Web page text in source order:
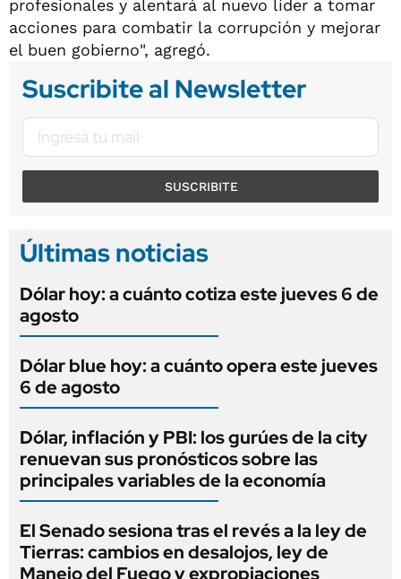
profesionales y alentará al nuevo líder a tomar
acciones para combatir la corrupción y mejorar
el buen gobierno", agregó.
Suscribite al Newsletter
SUSCRIBITE
Últimas noticias
Dólar hoy: a cuánto cotiza este jueves 6 de
agosto
Dólar blue hoy: a cuánto opera este jueves
6 de agosto
Dólar, inflación y PBI: los gurúes de la city
renuevan sus pronósticos sobre las
principales variables de la economía
El Senado sesiona tras el revés a la ley de
Tierras: cambios en desalojos, ley de
Manejo del Fuego y expropiaciones